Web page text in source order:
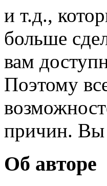
и т.д.,
больше
вам
Поэтому
причин. Вы
Об авторе